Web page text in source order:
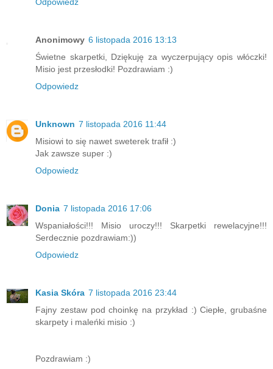
Anonimowy 6 listopada 2016 13:13
Świetne skarpetki, Dziękuję za wyczerpujący opis włóczki!
Misio jest przesłodki! Pozdrawiam :)
Odpowiedz
Unknown 7 listopada 2016 11:44
Misiowi to się nawet sweterek trafił :)
Jak zawsze super :)
Odpowiedz
Donia 7 listopada 2016 17:06
Wspaniałości!!! Misio uroczy!!! Skarpetki rewelacyjne!!!
Serdecznie pozdrawiam:))
Odpowiedz
Kasia Skóra 7 listopada 2016 23:44
Fajny zestaw pod choinkę na przykład :) Ciepłe, grubaśne
skarpety i maleńki misio :)
Pozdrawiam :)